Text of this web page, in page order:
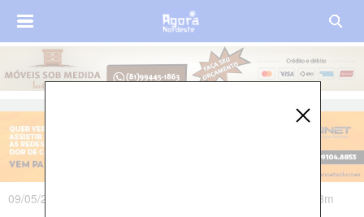
09/05/2024 às 11h14m - Atualizado em 09/05/2024 às 11h33m